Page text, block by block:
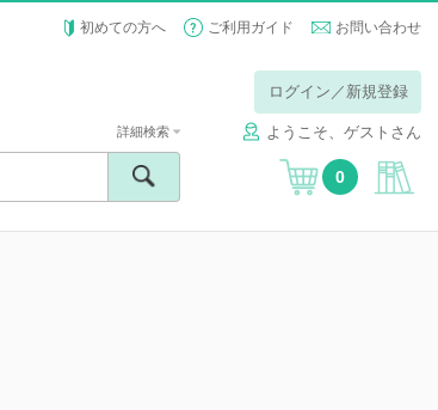
初めての方へ ご利用ガイド お問い合わせ
ログイン／新規登録
ようこそ、ゲストさん
詳細検索
0